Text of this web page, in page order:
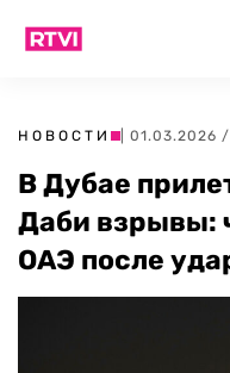
НОВОСТИ | 01.03.2026
В Дубае
Даби взрывы:
ОАЭ после